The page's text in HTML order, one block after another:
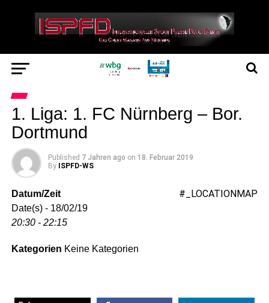
1. Liga: 1. FC Nürnberg – Bor.
Dortmund
Published 7 Jahren ago on 18. Februar 2019
By ISPFD-WS
#_LOCATIONMAP
Datum/Zeit
Date(s) - 18/02/19
20:30 - 22:15
Kategorien Keine Kategorien